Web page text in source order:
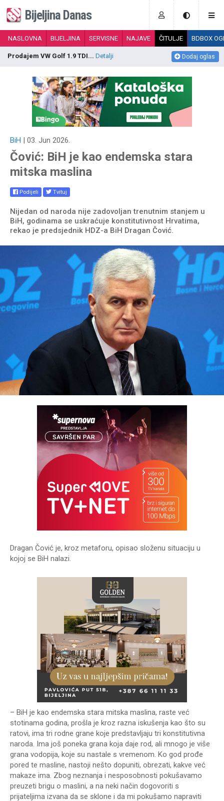
Bijeljina Danas
NASLOVNA BIJELJINA SERVISNE NAJAVE ČITULJE BDBOX
Dodaj oglas
Sto na prodaju... Detalji
BiH | 03. Jun 2026.
Čović: BiH je kao endemska stara
mitska maslina
Podijeli Tvituj
Nijedan od naroda nije zadovoljan trenutnim stanjem u
BiH, godinama se uskraćuje konstitutivnost Hrvatima,
rekao je predsjednik HDZ-a BiH Dragan Čović.
Dragan Čović je, kroz metaforu, opisao složenu situaciju u
kojoj se BiH nalazi.
– BiH je kao endemska stara mitska maslina, raste već
stotinama godina, prošla je kroz razna iskušenja kao što su
ratovi, ima tri rodne grane koje predstavljaju tri konstitutivna
naroda. Ima još poneka grana koja daje rod, ali mnogo je više
grana vodopija, koje su nastale s vremenom. Ko god prođe
pored te masline, nastoji nešto dopuniti, obrezati, kakve već
makaze ima. Zbog neznanja i nesposobnosti pokušavamo
preuzeti brigu o maslini, a na neki način dogovoriti s
prijateljima izvana da se sklone i da mi pokušamo napraviti